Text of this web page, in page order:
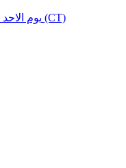
يوم الاحد - يوم الخميس: 10 صباحًا - 5 مساء (CT)